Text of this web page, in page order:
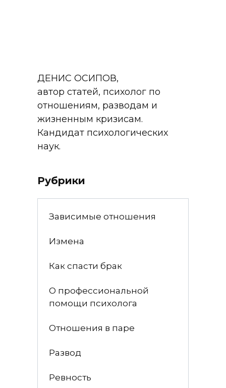
ДЕНИС ОСИПОВ,
автор статей, психолог по
отношениям, разводам и
жизненным кризисам.
Кандидат психологических
наук.
Рубрики
Зависимые отношения
Измена
Как спасти брак
О профессиональной
помощи психолога
Отношения в паре
Развод
Ревность